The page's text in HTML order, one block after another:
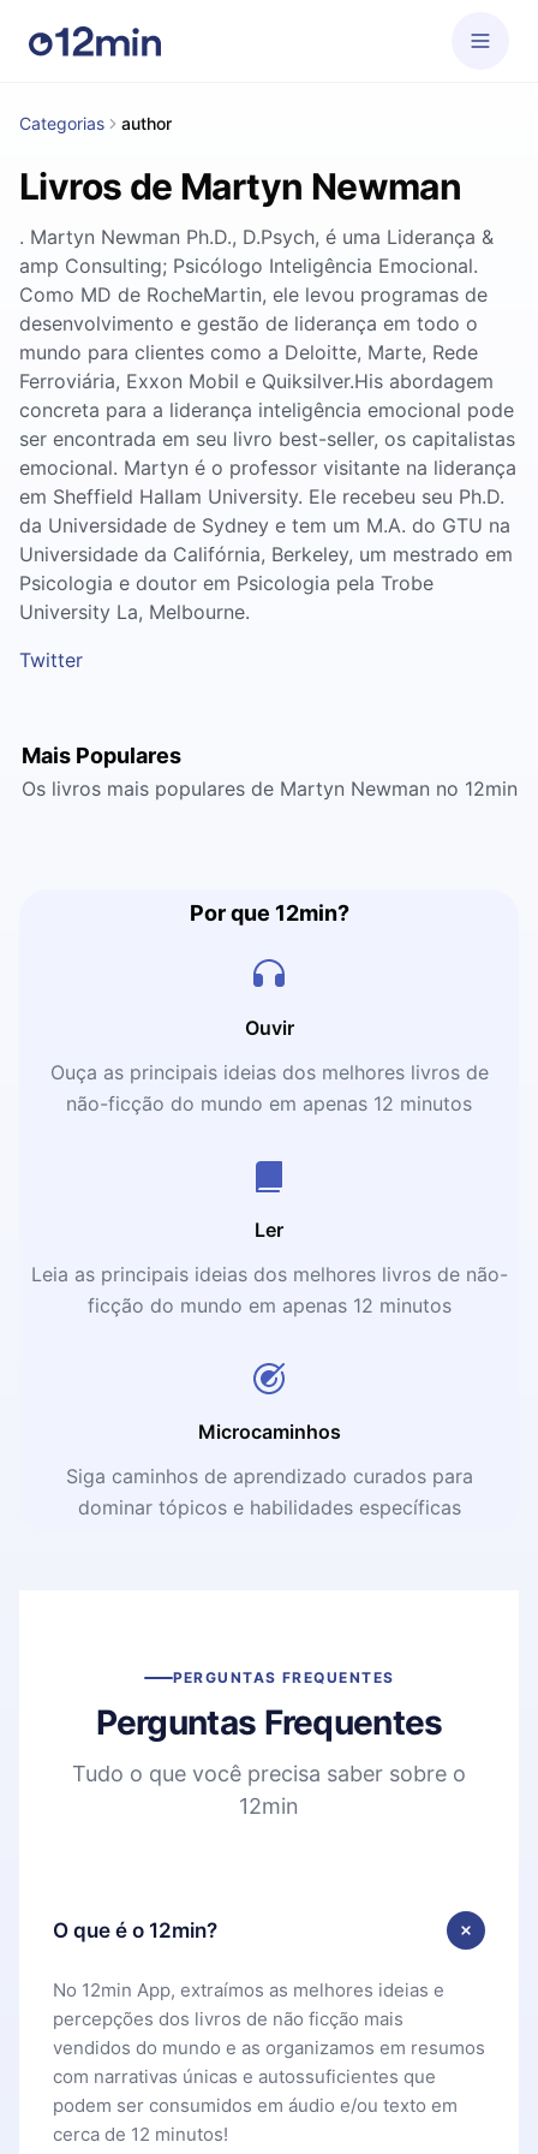
Categorias author
Livros de Martyn Newman
. Martyn Newman Ph.D., D.Psych, é uma Liderança &
amp Consulting; Psicólogo Inteligência Emocional.
Como MD de RocheMartin, ele levou programas de
desenvolvimento e gestão de liderança em todo o
mundo para clientes como a Deloitte, Marte, Rede
Ferroviária, Exxon Mobil e Quiksilver.His abordagem
concreta para a liderança inteligência emocional pode
ser encontrada em seu livro best-seller, os capitalistas
emocional. Martyn é o professor visitante na liderança
em Sheffield Hallam University. Ele recebeu seu Ph.D.
da Universidade de Sydney e tem um M.A. do GTU na
Universidade da Califórnia, Berkeley, um mestrado em
Psicologia e doutor em Psicologia pela Trobe
University La, Melbourne.
Twitter
Mais Populares
Os livros mais populares de Martyn Newman no 12min
Por que 12min?
Ouvir
Ouça as principais ideias dos melhores livros de
não-ficção do mundo em apenas 12 minutos
Ler
Leia as principais ideias dos melhores livros de não-
ficção do mundo em apenas 12 minutos
Microcaminhos
Siga caminhos de aprendizado curados para
dominar tópicos e habilidades específicas
PERGUNTAS FREQUENTES
Perguntas Frequentes
Tudo o que você precisa saber sobre o
12min
O que é o 12min?
No 12min App, extraímos as melhores ideias e
percepções dos livros de não ficção mais
vendidos do mundo e as organizamos em resumos
com narrativas únicas e autossuficientes que
podem ser consumidos em áudio e/ou texto em
cerca de 12 minutos!